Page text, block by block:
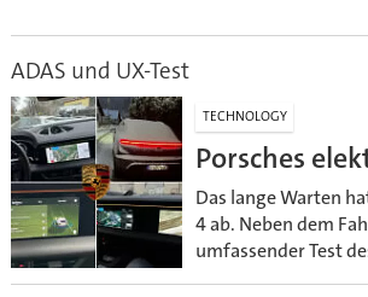
ADAS und UX-Test
TECHNOLOGY
Porsches
Das lange Warten
4 ab. Neben dem
umfassender Test